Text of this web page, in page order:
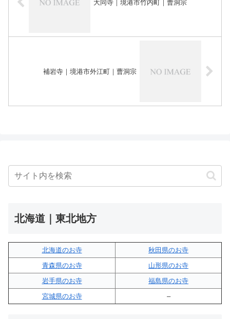
大同寺｜境港市竹内町｜曹洞宗
補岩寺｜境港市外江町｜曹洞宗
北海道｜東北地方
北海道のお寺
秋田県のお寺
青森県のお寺
山形県のお寺
岩手県のお寺
福島県のお寺
宮城県のお寺
–